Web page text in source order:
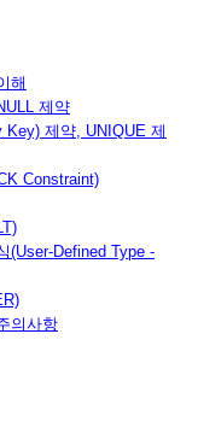
해
제약
제약, UNIQUE 제
Constraint)
(User-Defined Type -
의사항